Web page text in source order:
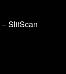
–SlitScan